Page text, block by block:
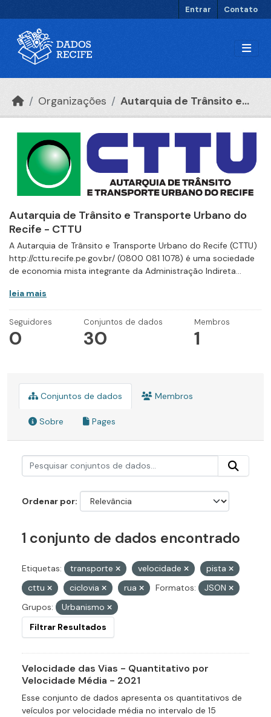
Entrar Contato
Organizações Autarquia de Trânsito e...
Autarquia de Trânsito e Transporte Urbano do
Recife - CTTU
A Autarquia de Trânsito e Transporte Urbano do Recife (CTTU)
http://cttu.recife.pe.gov.br/ (0800 081 1078) é uma sociedade
de economia mista integrante da Administração Indireta...
leia mais
Seguidores
0
Conjuntos de dados
30
Membros
1
Conjuntos de dados Membros
Sobre Pages
Ordenar por
1 conjunto de dados encontrado
Etiquetas: transporte velocidade
pista
cttu
ciclovia rua Formatos:
JSON
Grupos:
Urbanismo
Filtrar Resultados
Velocidade das Vias - Quantitativo por
Velocidade Média - 2021
Esse conjunto de dados apresenta os quantitativos de
veículos por velocidade média no intervalo de 15